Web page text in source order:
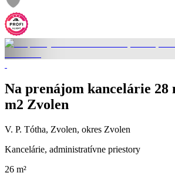
Na prenájom kancelárie 28
m2 Zvolen
V. P. Tótha, Zvolen, okres Zvolen
Kancelárie, administratívne priestory
26 m²